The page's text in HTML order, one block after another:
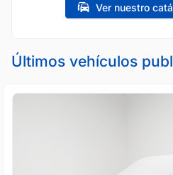
Ver nuestro
Últimos vehículos